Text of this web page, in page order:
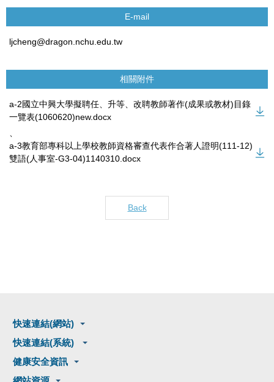
E-mail
ljcheng@dragon.nchu.edu.tw
相關附件
a-2國立中興大學擬聘任、升等、改聘教師著作(成果或教材)目錄
一覽表(1060620)new.docx
a-3教育部專科以上學校教師資格審查代表作合著人證明(111-12)
雙語(人事室-G3-04)1140310.docx
Back
快速連結(網站)
快速連結(系統)
健康安全資訊